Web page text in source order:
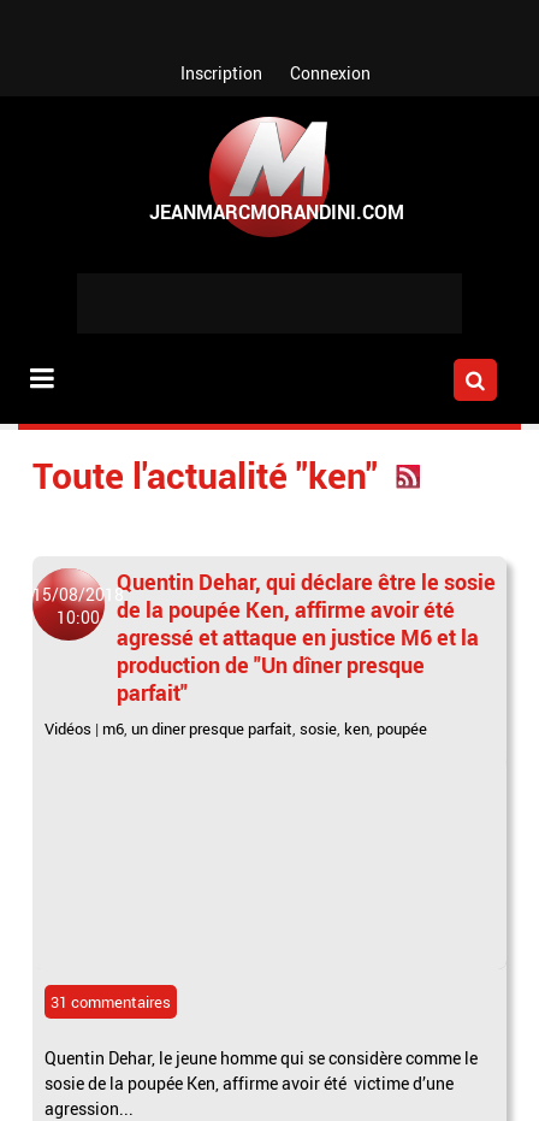
Inscription Connexion
Toute l'actualité "ken"
15/08/2018
10:00
Quentin Dehar, qui déclare être le sosie
de la poupée Ken, affirme avoir été
agressé et attaque en justice M6 et la
production de "Un dîner presque
parfait"
Vidéos | m6,un diner presque parfait,sosie, ken, poupée
31 commentaires
Quentin Dehar, le jeune homme qui se considère comme le
sosie de la poupée Ken, affirme avoir été victime d’une
agression...